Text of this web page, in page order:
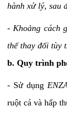
hành xử lý, sau
- Khoảng cách
thể thay đổi tùy
b. Quy trình
- Sử dụng
ruột cá và hấp